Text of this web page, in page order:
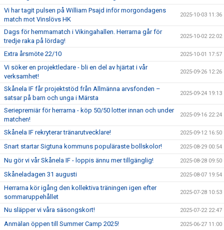
Vi har tagit pulsen på William Psajd inför morgondagens
match mot Vinslövs HK
2025-10-03 11:36
Dags för hemmamatch i Vikingahallen. Herrarna går för
tredje raka på lördag!
2025-10-02 22:02
Extra årsmöte 22/10 2025-10-01 17:57
Vi söker en projektledare - bli en del av hjärtat i vår
verksamhet!
2025-09-26 12:26
Skånela IF får projektstöd från Allmänna arvsfonden –
satsar på barn och unga i Märsta
2025-09-24 19:13
Seriepremiär för herrarna - köp 50/50 lotter innan och under
matchen!
2025-09-16 22:24
Skånela IF rekryterar tränarutvecklare! 2025-09-12 16:50
Snart startar Sigtuna kommuns populäraste bollskolor! 2025-08-29 00:54
Nu gör vi vår Skånela IF - loppis ännu mer tillgänglig! 2025-08-28 09:50
Skåneladagen 31 augusti 2025-08-07 19:54
Herrarna kör igång den kollektiva träningen igen efter
sommaruppehållet
2025-07-28 10:53
Nu släpper vi våra säsongskort! 2025-07-22 22:47
Anmälan öppen till Summer Camp 2025! 2025-06-27 11:00